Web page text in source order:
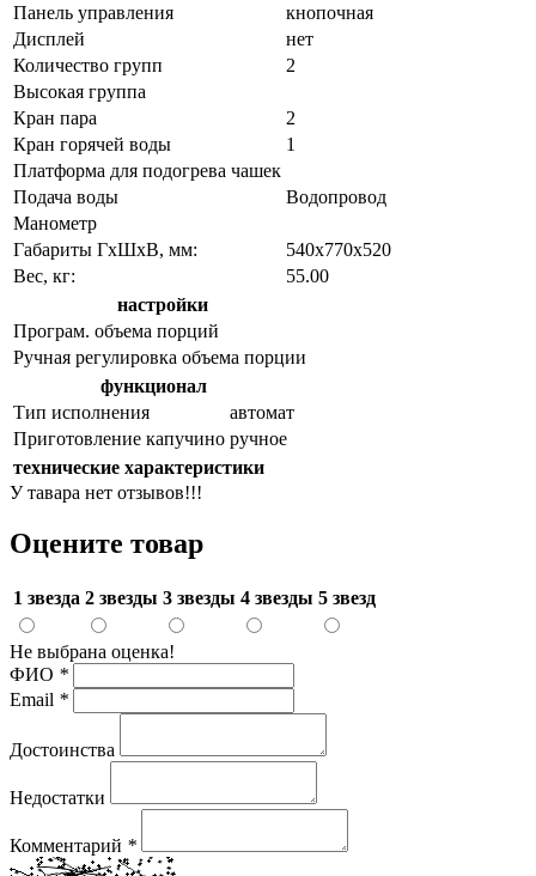
Панель управления
кнопочная
Дисплей
нет
Количество групп
2
Высокая группа
Кран пара
2
Кран горячей воды
1
Платформа для подогрева чашек
Подача воды
Водопровод
Манометр
Габариты ГхШхВ, мм:
540х770х520
Вес, кг:
55.00
настройки
Програм. объема порций
Ручная регулировка объема порции
функционал
Тип исполнения
автомат
Приготовление капучино ручное
технические характеристики
У тавара нет отзывов!!!
Оцените товар
1 звезда 2 звезды 3 звезды 4 звезды 5 звезд
Не выбрана оценка!
ФИО *
Email *
Достоинства
Недостатки
Комментарий *